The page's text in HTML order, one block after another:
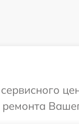
сервисного